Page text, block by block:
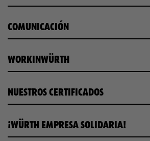
COMUNICACIÓN
WORKINWÜRTH
NUESTROS CERTIFICADOS
¡WÜRTH EMPRESA SOLIDARIA!